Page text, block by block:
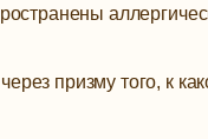
призму того, к